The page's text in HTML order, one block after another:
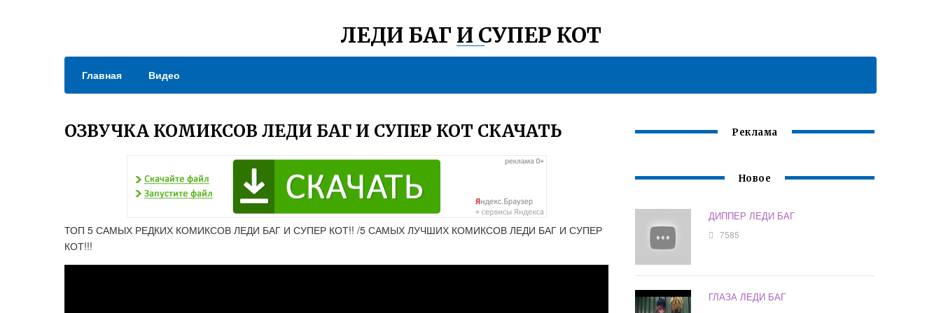
ЛЕДИ БАГ И СУПЕР КОТ
Главная Видео
ОЗВУЧКА КОМИКСОВ ЛЕДИ БАГ И СУПЕР КОТ СКАЧАТЬ
ТОП 5 САМЫХ РЕДКИХ КОМИКСОВ ЛЕДИ БАГ И СУПЕР КОТ!! /5 САМЫХ ЛУЧШИХ КОМИКСОВ ЛЕДИ БАГ И СУПЕР
КОТ!!!
Реклама
Новое
ДИППЕР ЛЕДИ БАГ
7585
ГЛАЗА ЛЕДИ БАГ